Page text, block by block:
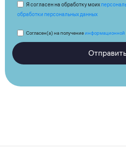
Я согласен на обработку моих
обработки персональных данных
Согласен(а) на получениеинформационной